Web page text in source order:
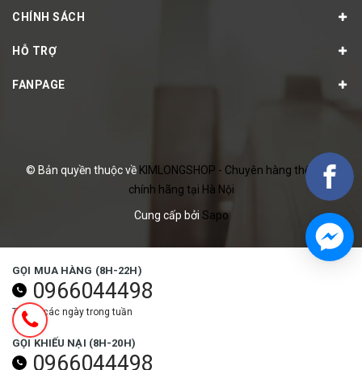
CHÍNH SÁCH
HỖ TRỢ
FANPAGE
© Bản quyền thuộc về KIMLONGSHOP - Chuyên hàng thể thao
chính hãng tại Hà Nội
Cung cấp bởi Sapo
GỌI MUA HÀNG (8H-22H)
0966044498
Tất cả các ngày trong tuần
GỌI KHIẾU NẠI (8H-20H)
0966044498